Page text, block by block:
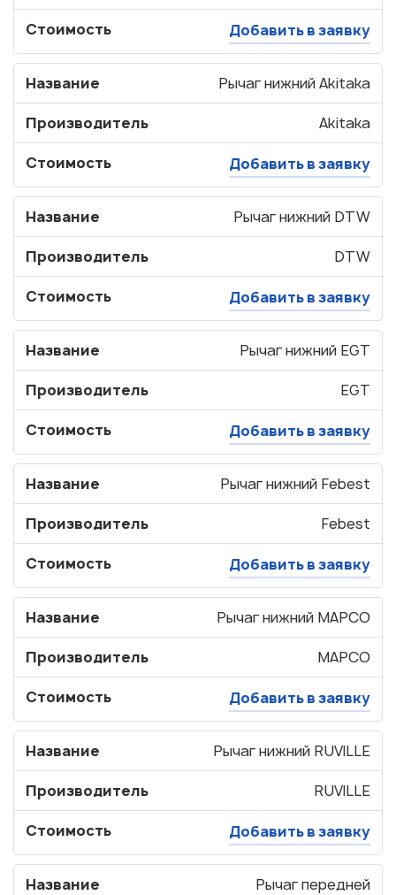
Стоимость Добавить в заявку
Название Рычаг нижний Akitaka
Производитель Akitaka
Стоимость Добавить в заявку
Название Рычаг нижний DTW
Производитель DTW
Стоимость Добавить в заявку
Название Рычаг нижний EGT
Производитель EGT
Стоимость Добавить в заявку
Название Рычаг нижний Febest
Производитель Febest
Стоимость Добавить в заявку
Название Рычаг нижний MAPCO
Производитель MAPCO
Стоимость Добавить в заявку
Название Рычаг нижний RUVILLE
Производитель RUVILLE
Стоимость Добавить в заявку
Название
Рычаг передней